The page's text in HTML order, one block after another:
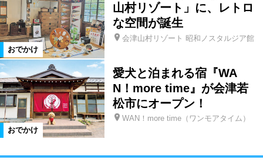
おでかけ
山村リゾート」に、レトロ
な空間が誕生
会津山村リゾート 昭和ノスタルジア館
おでかけ
愛犬と泊まれる宿『WA
N！more time』が会津若
松市にオープン！
WAN！more time（ワンモアタイム）